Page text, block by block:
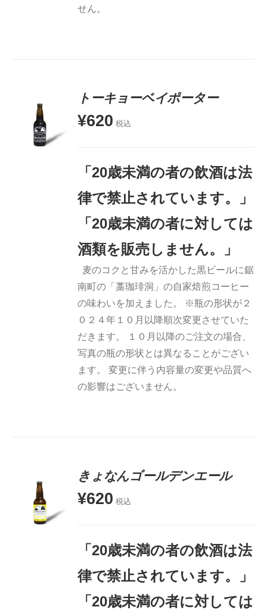
せん。
お買い物
トーキョーベイポーター
¥620 税込
「20歳未満の者の飲酒は法
律で禁止されています。」
「20歳未満の者に対しては
酒類を販売しません。」
麦のコクと甘みを活かした黒ビールに鋸
南町の「藁珈琲洞」の自家焙煎コーヒー
の味わいを加えました。 ※瓶の形状が２
０２４年１０月以降順次変更させていた
だきます。 １０月以降のご注文の場合、
写真の瓶の形状とは異なることがござい
ます。 変更に伴う内容量の変更や品質へ
の影響はございません。
お買い物
カゴに追
きょなんゴールデンエール
¥620 税込
「20歳未満の者の飲酒は法
律で禁止されています。」
「20歳未満の者に対しては